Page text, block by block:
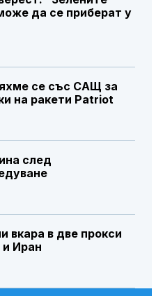
да се приберат у
се със САЩ за
на ракети Patriot
след
вкара в две прокси
Иран